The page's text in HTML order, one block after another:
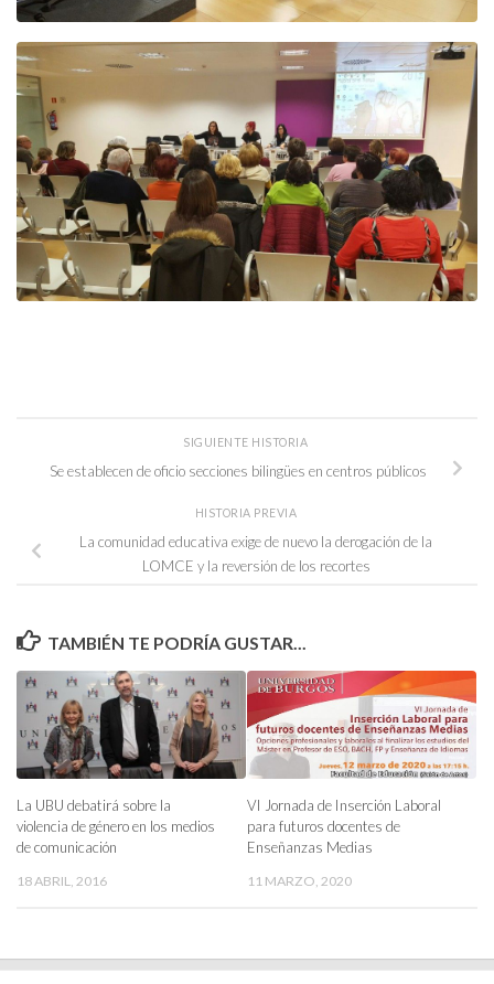
SIGUIENTE HISTORIA
Se establecen de oficio secciones bilingües en centros públicos
HISTORIA PREVIA
La comunidad educativa exige de nuevo la derogación de la
LOMCE y la reversión de los recortes
TAMBIÉN TE PODRÍA GUSTAR...
La UBU debatirá sobre la
violencia de género en los medios
de comunicación
18 ABRIL, 2016
VI Jornada de Inserción Laboral
para futuros docentes de
Enseñanzas Medias
11 MARZO, 2020